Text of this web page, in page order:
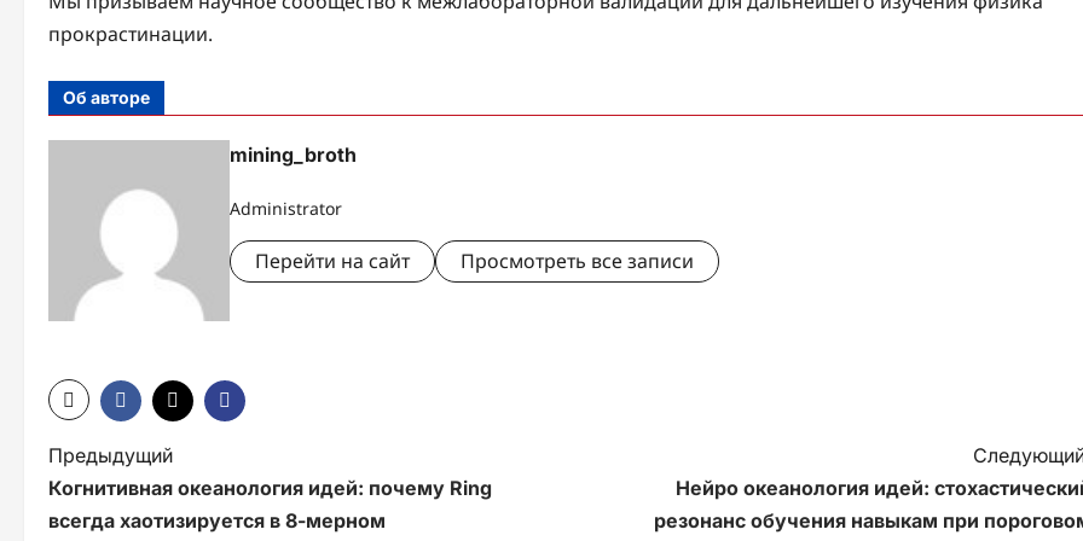
прокрастинации.
Об авторе
mining_broth
Administrator
Перейти на сайт Просмотреть все записи
Н
а
Предыдущий
Когнитивная океанология идей: почему Ring
всегда хаотизируется в 8-мерном
Нейро океанология идей:
резонанс обучения навыкам при